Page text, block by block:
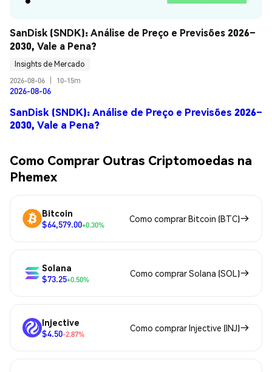
SanDisk (SNDK): Análise de Preço e Previsões 2026–
2030, Vale a Pena?
Insights de Mercado
2026-08-06
10-15m
2026-08-06
SanDisk (SNDK): Análise de Preço e Previsões 2026–
2030, Vale a Pena?
Como Comprar Outras Criptomoedas na
Phemex
Bitcoin
$64,579.00+0.30%
Como comprar Bitcoin (BTC)
Solana
$73.25+0.50%
Como comprar Solana (SOL)
Injective
$4.50-2.87%
Como comprar Injective (INJ)